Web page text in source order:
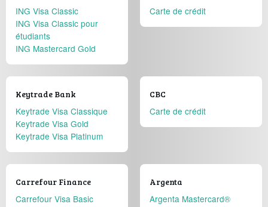
ING Visa Classic
ING Visa Classic pour
étudiants
ING Mastercard Gold
Carte de crédit
Keytrade Bank
Keytrade Visa Classique
Keytrade Visa Gold
Keytrade Visa Platinum
CBC
Carte de crédit
Carrefour Finance
Carrefour Visa Basic
Argenta
Argenta Mastercard®